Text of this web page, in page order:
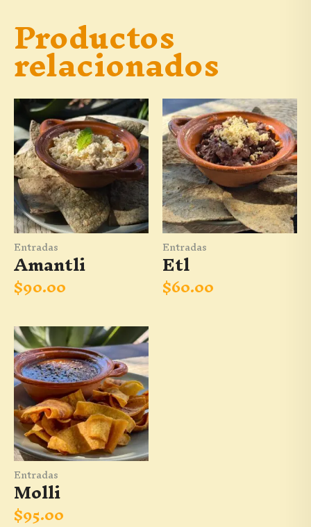
Productos
relacionados
Entradas
Amantli
$90.00
Entradas
Etl
$60.00
Entradas
Molli
$95.00